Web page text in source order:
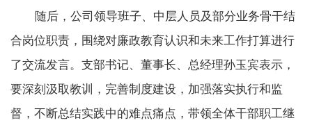
随后，公司领导班子、中层人员及部分业务骨干结
合岗位职责，围绕对廉政教育认识和未来工作打算进行
了交流发言。支部书记、董事长、总经理孙玉宾表示，
要深刻汲取教训，完善制度建设，加强落实执行和监
督，不断总结实践中的难点痛点，带领全体干部职工继